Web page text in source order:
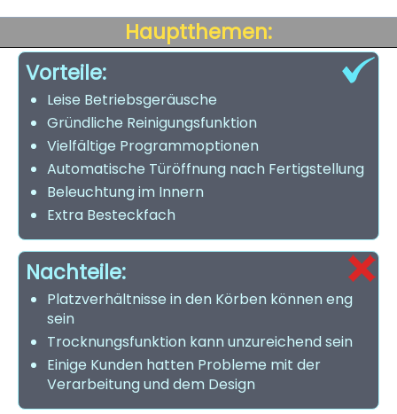
Hauptthemen:
Vorteile:
Leise Betriebsgeräusche
Gründliche Reinigungsfunktion
Vielfältige Programmoptionen
Automatische Türöffnung nach Fertigstellung
Beleuchtung im Innern
Extra Besteckfach
Nachteile:
Platzverhältnisse in den Körben können eng
sein
Trocknungsfunktion kann unzureichend sein
Einige Kunden hatten Probleme mit der
Verarbeitung und dem Design